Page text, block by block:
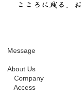
Message
About Us
Company
Access